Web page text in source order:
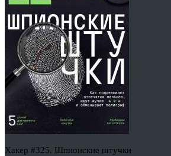
Хакер #325. Шпионские штучки